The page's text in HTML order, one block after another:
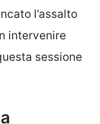
l’assalto
intervenire
sessione